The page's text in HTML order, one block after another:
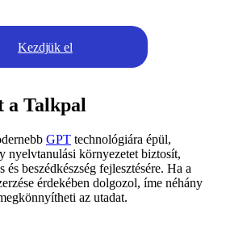
Kezdjük el
a Talkpal
GPT technológiára épül,
nyelvtanulási környezetet biztosít,
beszédkészség fejlesztésére. Ha a
érdekében dolgozol, íme néhány
az utadat.